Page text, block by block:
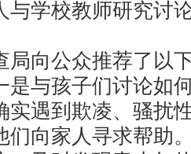
与学校教师研究讨
向公众推荐了以
是与孩子们讨论如
实遇到欺凌、骚扰
们向家人寻求帮助